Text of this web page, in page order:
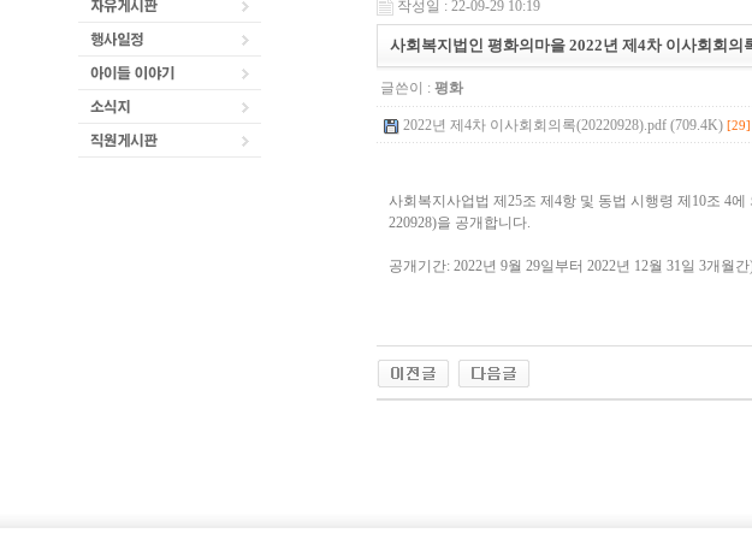
작성일 : 22-09-29 10:19
사회복지법인 평화의마을 2022년 제4차 이사회회의
글쓴이 : 평화
2022년 제4차 이사회회의록(20220928).pdf (709.4K) [29]
사회복지사업법 제25조 제4항 및 동법 시행령 제10조 4
220928)을 공개합니다.
공개기간: 2022년 9월 29일부터 2022년 12월 31일 3개월